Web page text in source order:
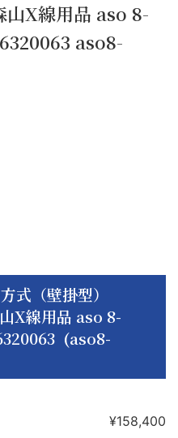
山X線用品 aso 8-
aso8-
式（壁掛型）
X線用品 aso 8-
(aso8-
¥158,400